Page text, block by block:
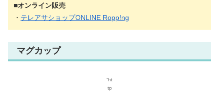
■オンライン販売
・ テレアサショップONLINE Ropp!ng
マグカップ
”ht
tp